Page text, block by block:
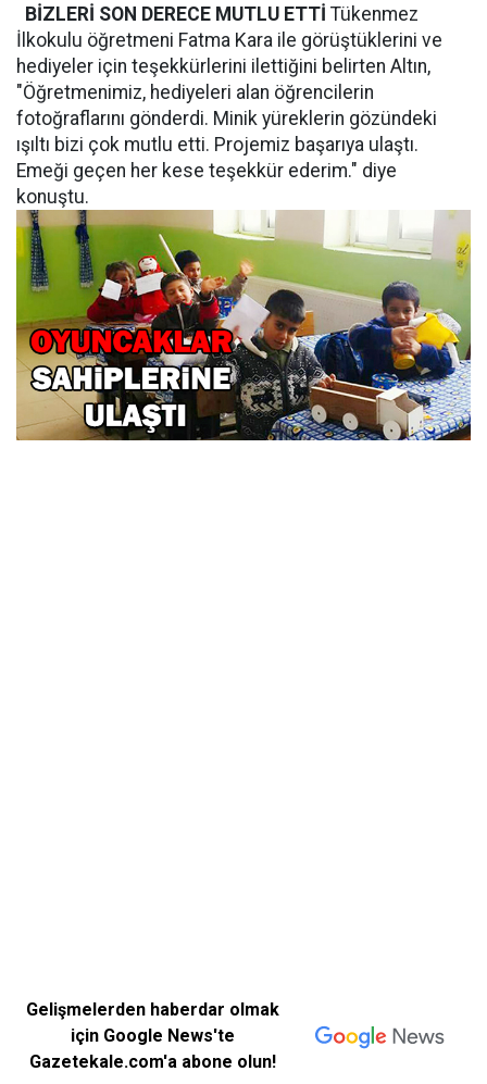
BİZLERİ SON DERECE MUTLU ETTİ Tükenmez
İlkokulu öğretmeni Fatma Kara ile görüştüklerini ve
hediyeler için teşekkürlerini ilettiğini belirten Altın,
"Öğretmenimiz, hediyeleri alan öğrencilerin
fotoğraflarını gönderdi. Minik yüreklerin gözündeki
ışıltı bizi çok mutlu etti. Projemiz başarıya ulaştı.
Emeği geçen her kese teşekkür ederim." diye
konuştu.
Gelişmelerden haberdar olmak
için Google News'te
Gazetekale.com'a abone olun!